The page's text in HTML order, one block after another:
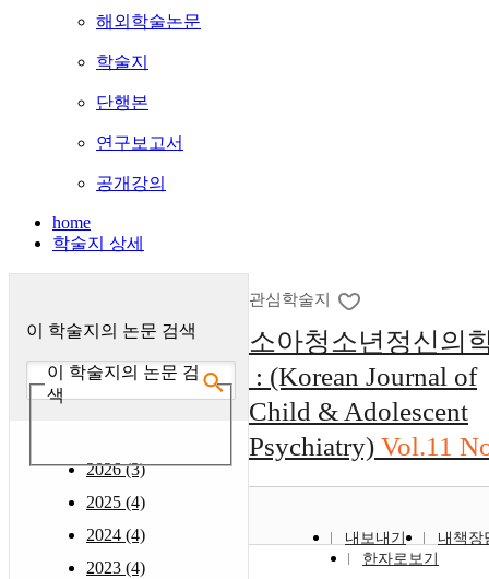
해외학술논문
학술지
단행본
연구보고서
공개강의
home
학술지 상세
이 학술지의 논문 검색
이 학술지의 논문 검
색
2026 (3)
2025 (4)
2024 (4)
2023 (4)
관심학술지
소아청소년정신의
: (Korean Journal of
Child & Adolescent
Psychiatry) Vol.11
내보내기
내책장
한자로보기